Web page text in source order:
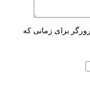
برای زمانی که